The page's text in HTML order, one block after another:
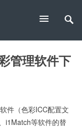
管理软件下
件（色彩ICC配置文
i1Match等软件的替